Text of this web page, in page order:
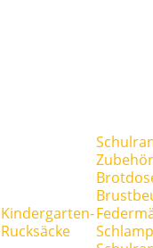
Kindergarten-
Rucksäcke
Zubehör